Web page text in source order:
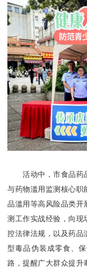
活动中，市食品药品
与药物滥用监测核心职
品滥用等高风险品类开
测工作实战经验，向现
控法律法规，以及药品
型毒品伪装成零食、
路，提醒广大群众提升